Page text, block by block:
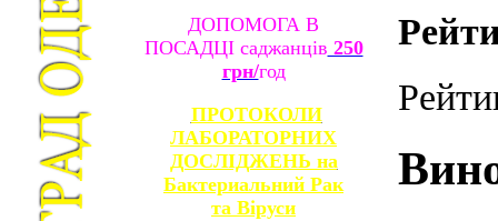
ДОПОМОГА В
ПОСАДЦІ саджанців 250
грн/год
ПРОТОКОЛИ
ЛАБОРАТОРНИХ
ДОСЛІДЖЕНЬ на
Бактериальний Рак
та Віруси